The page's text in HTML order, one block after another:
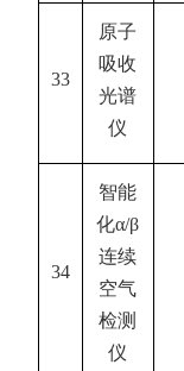
33
原子
吸收
光谱
仪
34
智能
化α/β
连续
空气
检测
仪